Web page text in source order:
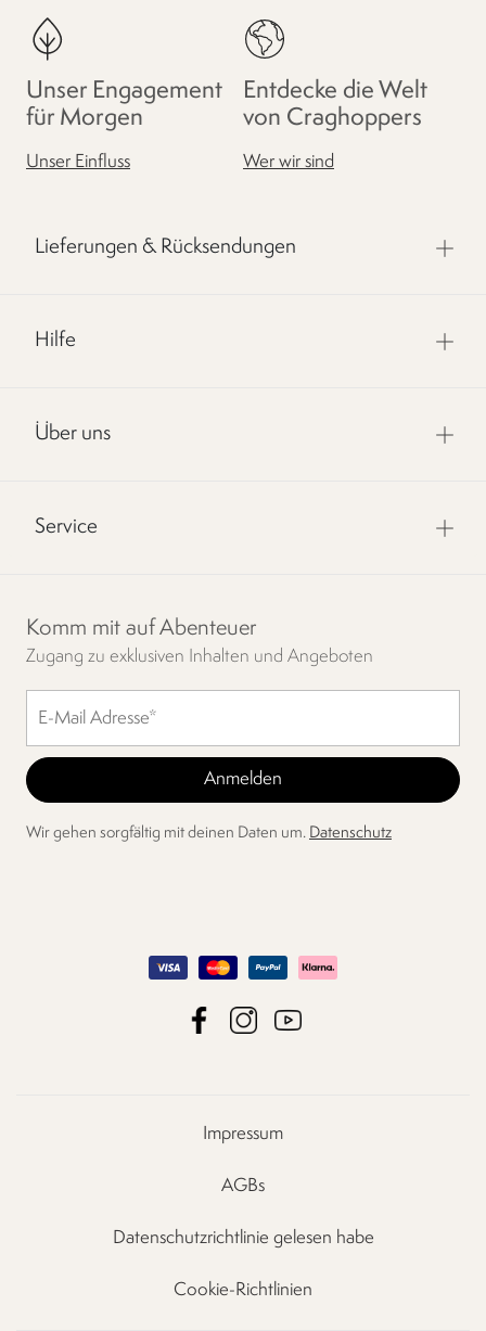
Unser Engagement
für Morgen
Unser Einfluss
Entdecke die Welt
von Craghoppers
Wer wir sind
Lieferungen & Rücksendungen
Hilfe
Über uns
Service
Komm mit auf Abenteuer
Zugang zu exklusiven Inhalten und Angeboten
Wir gehen sorgfältig mit deinen Daten um. Datenschutz
Impressum
AGBs
Datenschutzrichtlinie gelesen habe
Cookie-Richtlinien